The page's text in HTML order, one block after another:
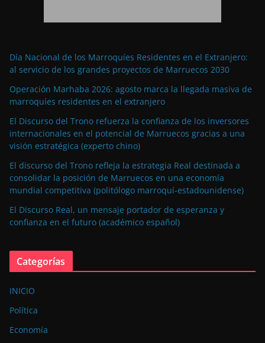
Día Nacional de los Marroquíes Residentes en el Extranjero:
al servicio de los grandes proyectos de Marruecos 2030
Operación Marhaba 2026: agosto marca la llegada masiva de
marroquíes residentes en el extranjero
El Discurso del Trono refuerza la confianza de los inversores
internacionales en el potencial de Marruecos gracias a una
visión estratégica (experto chino)
El discurso del Trono refleja la estrategia Real destinada a
consolidar la posición de Marruecos en una economía
mundial competitiva (politólogo marroquí-estadounidense)
El Discurso Real, un mensaje portador de esperanza y
confianza en el futuro (académico español)
Categorías
INICIO
Política
Economía